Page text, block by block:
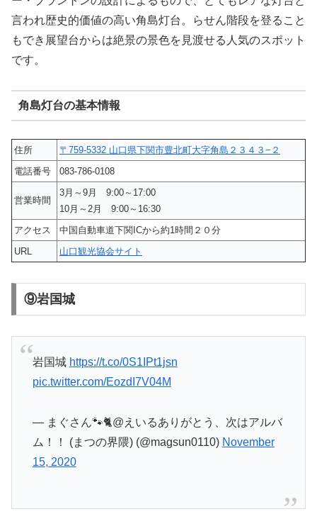
言われ歴史的価値の高い角島灯台。らせん階段を登ること
もでき展望台からは絶景の景色を見渡せる人気のスポット
です。
角島灯台の基本情報
住所
〒759-5332 山口県下関市豊北町大字角島２３４３−２
電話番号
083-786-0108
営業時間
3月～9月 9:00～17:00
10月～2月 9:00～16:30
アクセス
中国自動車道下関ICから約1時間２０分
URL
山口観光協会サイト
⑨岩国城
岩国城 https://t.co/0S1IPt1jsn
pic.twitter.com/EozdI7V04M
— まぐさん🐾🐈@えいるありがとう、次はアルバ
ム！！ (まつの界隈) (@magsun0110) November
15, 2020